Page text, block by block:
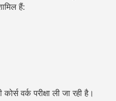
हैं:
वर्क परीक्षा ली जा रही है।